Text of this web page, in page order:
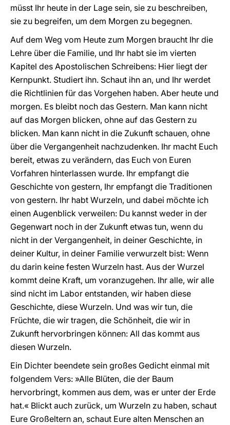
müsst Ihr heute in der Lage sein, sie zu beschreiben,
sie zu begreifen, um dem Morgen zu begegnen.
Auf dem Weg vom Heute zum Morgen braucht Ihr die
Lehre über die Familie, und Ihr habt sie im vierten
Kapitel des Apostolischen Schreibens: Hier liegt der
Kernpunkt. Studiert ihn. Schaut ihn an, und Ihr werdet
die Richtlinien für das Vorgehen haben. Aber heute und
morgen. Es bleibt noch das Gestern. Man kann nicht
auf das Morgen blicken, ohne auf das Gestern zu
blicken. Man kann nicht in die Zukunft schauen, ohne
über die Vergangenheit nachzudenken. Ihr macht Euch
bereit, etwas zu verändern, das Euch von Euren
Vorfahren hinterlassen wurde. Ihr empfangt die
Geschichte von gestern, Ihr empfangt die Traditionen
von gestern. Ihr habt Wurzeln, und dabei möchte ich
einen Augenblick verweilen: Du kannst weder in der
Gegenwart noch in der Zukunft etwas tun, wenn du
nicht in der Vergangenheit, in deiner Geschichte, in
deiner Kultur, in deiner Familie verwurzelt bist: Wenn
du darin keine festen Wurzeln hast. Aus der Wurzel
kommt deine Kraft, um voranzugehen. Ihr alle, wir alle
sind nicht im Labor entstanden, wir haben diese
Geschichte, diese Wurzeln. Und was wir tun, die
Früchte, die wir tragen, die Schönheit, die wir in
Zukunft hervorbringen können: All das kommt aus
diesen Wurzeln.
Ein Dichter beendete sein großes Gedicht einmal mit
folgendem Vers: »Alle Blüten, die der Baum
hervorbringt, kommen aus dem, was er unter der Erde
hat.« Blickt auch zurück, um Wurzeln zu haben, schaut
Eure Großeltern an, schaut Eure alten Menschen an